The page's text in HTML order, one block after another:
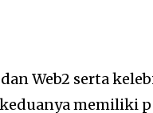
Web2 serta
memiliki